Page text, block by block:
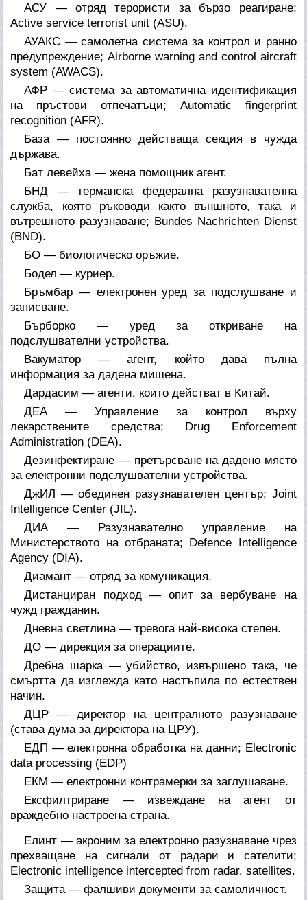
АСУ — отряд терористи за бързо реагиране;
Active service terrorist unit (ASU).
АУАКС — самолетна система за контрол и ранно
предупреждение; Airborne warning and control aircraft
system (AWACS).
АФР — система за автоматична идентификация
на пръстови отпечатъци; Automatic fingerprint
recognition (AFR).
База — постоянно действаща секция в чужда
държава.
Бат левейха — жена помощник агент.
БНД — германска федерална разузнавателна
служба, която ръководи както външното, така и
вътрешното разузнаване; Bundes Nachrichten Dienst
(BND).
БО — биологическо оръжие.
Бодел — куриер.
Бръмбар — електронен уред за подслушване и
записване.
Бърборко — уред за откриване на
подслушвателни устройства.
Вакуматор — агент, който дава пълна
информация за дадена мишена.
Дардасим — агенти, които действат в Китай.
ДЕА — Управление за контрол върху
лекарствените средства; Drug Enforcement
Administration (DEA).
Дезинфектиране — претърсване на дадено място
за електронни подслушвателни устройства.
ДжИЛ — обединен разузнавателен център; Joint
Intelligence Center (JIL).
ДИА — Разузнавателно управление на
Министерството на отбраната; Defence Intelligence
Agency (DIA).
Диамант — отряд за комуникация.
Дистанциран подход — опит за вербуване на
чужд гражданин.
Дневна светлина — тревога най-висока степен.
ДО — дирекция за операциите.
Дребна шарка — убийство, извършено така, че
смъртта да изглежда като настъпила по естествен
начин.
ДЦР — директор на централното разузнаване
(става дума за директора на ЦРУ).
ЕДП — електронна обработка на данни; Electronic
data processing (EDP)
ЕКМ — електронни контрамерки за заглушаване.
Ексфилтриране — извеждане на агент от
враждебно настроена страна.
Елинт — акроним за електронно разузнаване чрез
прехващане на сигнали от радари и сателити;
Electronic intelligence intercepted from radar, satellites.
Защита — фалшиви документи за самоличност.